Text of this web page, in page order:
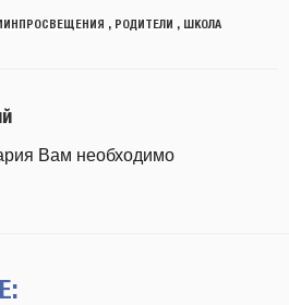
РОДИТЕЛИ ШКОЛА
Вам необходимо